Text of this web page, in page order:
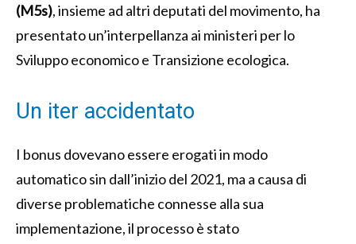
(M5s), insieme ad altri deputati del movimento, ha
presentato un’interpellanza ai ministeri per lo
Sviluppo economico e Transizione ecologica.
Un iter accidentato
I bonus dovevano essere erogati in modo
automatico sin dall’inizio del 2021, ma a causa di
diverse problematiche connesse alla sua
implementazione, il processo è stato